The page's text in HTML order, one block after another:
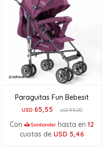
Paraguitas Fun Bebesit
USD 65,55 USD99,00
Con hasta en 12
cuotas de USD 5,46